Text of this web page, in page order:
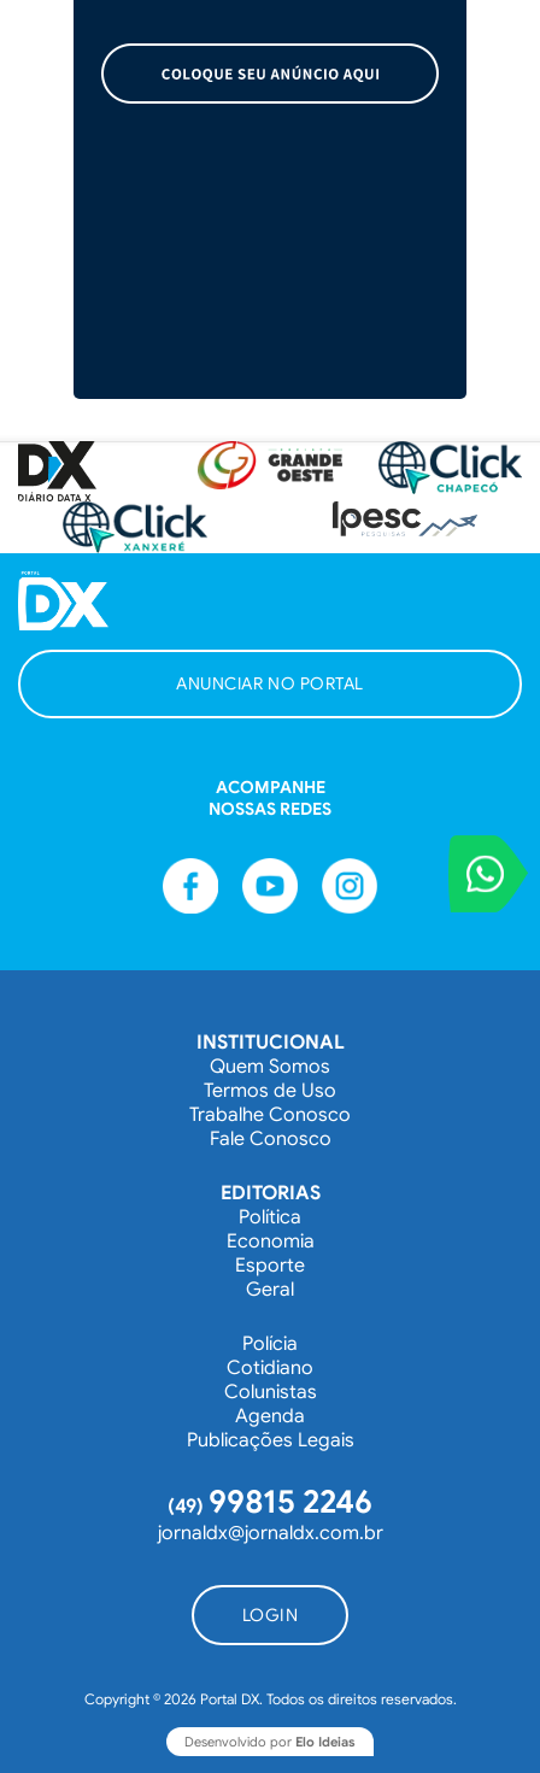
VOCÊ
Entre em
ANUNCIAR NO PORTAL
ACOMPANHE
NOSSAS REDES
INSTITUCIONAL
Quem Somos
Termos de Uso
Trabalhe Conosco
Fale Conosco
EDITORIAS
Política
Economia
Esporte
Geral
Polícia
Cotidiano
Colunistas
Agenda
Publicações Legais
(49) 99815 2246
jornaldx@jornaldx.com.br
LOGIN
Copyright © 2026 Portal DX. Todos os direitos reservados.
Desenvolvido por Elo Ideias